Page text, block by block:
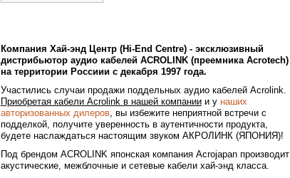
Компания Хай-энд Центр (Hi-End Centre) - эксклюзивный
дистрибьютор аудио кабелейACROLINK (преемника Acrotech)
на территории Россиии c декабря 1997 года.
Участились случаи продажи поддельных аудио кабелей Acrolink.
Приобретая кабели Acrolink в нашей компаниии у наших
авторизованных дилеров, вы избежите неприятной встречи с
подделкой, получите уверенность в аутентичности продукта,
будете наслаждаться настоящим звуком АКРОЛИНК (ЯПОНИЯ)!
Под брендом ACROLINK японская компания Acrojapan производит
акустические, межблочные и сетевые кабели хай-энд класса.